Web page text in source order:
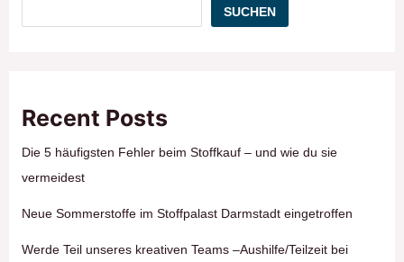
SUCHEN
Recent Posts
Die 5 häufigsten Fehler beim Stoffkauf – und wie du sie
vermeidest
Neue Sommerstoffe im Stoffpalast Darmstadt eingetroffen
Werde Teil unseres kreativen Teams –Aushilfe/Teilzeit bei